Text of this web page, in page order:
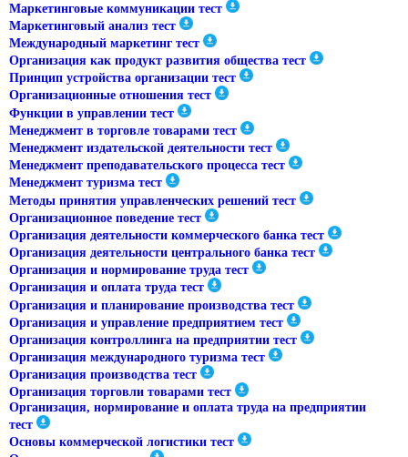
Маркетинговые коммуникации тест
Маркетинговый анализ тест
Международный маркетинг тест
Организация как продукт развития общества тест
Принцип устройства организации тест
Организационные отношения тест
Функции в управлении тест
Менеджмент в торговле товарами тест
Менеджмент издательской деятельности тест
Менеджмент преподавательского процесса тест
Менеджмент туризма тест
Методы принятия управленческих решений тест
Организационное поведение тест
Организация деятельности коммерческого банка тест
Организация деятельности центрального банка тест
Организация и нормирование труда тест
Организация и оплата труда тест
Организация и планирование производства тест
Организация и управление предприятием тест
Организация контроллинга на предприятии тест
Организация международного туризма тест
Организация производства тест
Организация торговли товарами тест
Организация, нормирование и оплата труда на предприятии
тест
Основы коммерческой логистики тест